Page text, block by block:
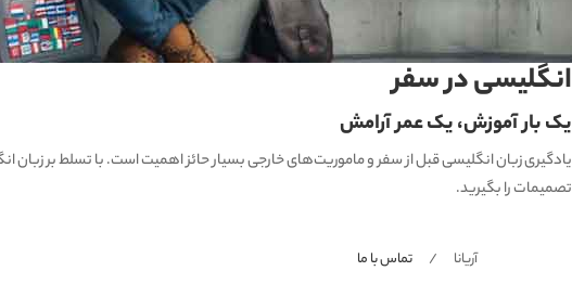
انگلیسی در سفر
یک بار آموزش، یک عمر آرامش
یادگیری زبان انگلیسی قبل از سفر و ماموریت‌های خارجی بسیار حائز اهمیت است. با تسلط بر زبان
تصمیمات را بگیرید.
آریانا تماس با ما